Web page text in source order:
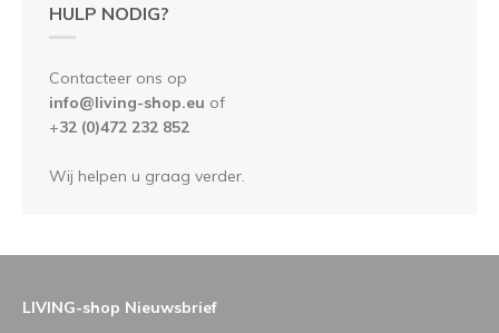
HULP NODIG?
Contacteer ons op
info@living-shop.eu of
+32 (0)472 232 852
Wij helpen u graag verder.
LIVING-shop Nieuwsbrief